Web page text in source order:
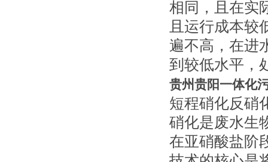
相同，且在实
且运行成本较
遍不高，在进
到较低水平，
贵州贵阳一体化
短程硝化反硝
硝化是废水生
在亚硝酸盐阶